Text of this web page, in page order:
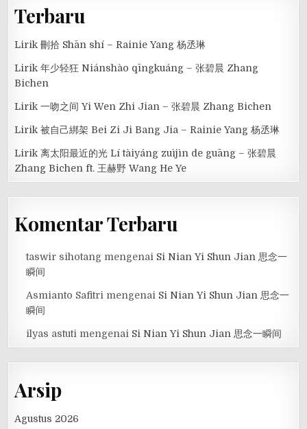
Terbaru
Lirik 刪拾 Shān shí – Rainie Yang 杨丞琳
Lirik 年少轻狂 Niánshào qīngkuáng – 张碧晨 Zhang
Bichen
Lirik 一吻之间 Yi Wen Zhi Jian – 张碧晨 Zhang Bichen
Lirik 被自己綁架 Bei Zi Ji Bang Jia – Rainie Yang 杨丞琳
Lirik 离太阳最近的光 Lí tàiyáng zuìjìn de guāng – 张碧晨
Zhang Bichen ft. 王赫野 Wang He Ye
Komentar Terbaru
taswir sihotang mengenai Si Nian Yi Shun Jian 思念一
瞬间
Asmianto Safitri mengenai Si Nian Yi Shun Jian 思念一
瞬间
ilyas astuti mengenai Si Nian Yi Shun Jian 思念一瞬间
Arsip
Agustus 2026